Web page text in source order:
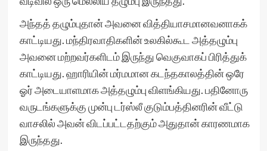
அந்தத் தழும்புதான் அவனை வித்தியாசமானவனாகக்
காட்டியது. மந்திரவாதிகளின் உலகில்கூட அத்தழும்பு
அவனை மற்றவர்களிடம் இருந்து வெகுவாகப் பிரித்துக்
காட்டியது. ஹாரியின் மர்மமான கடந்தகாலத்தின் ஒரே
ஓர் அடையாளமாக அத்தழும்பு விளங்கியது. பதினோரு
வருடங்களுக்கு முன்பு டர்ஸ்லீ குடும்பத்தினரின் வீட்டு
வாசலில் அவன் விடப்பட்டதற்கும் அதுதான் காரணமாக
இருந்தது.